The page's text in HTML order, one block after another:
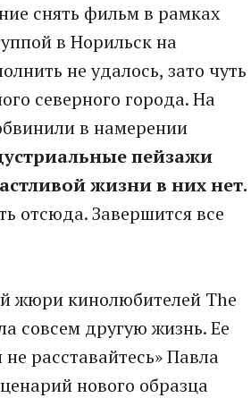
снять фильм в рамках
в Норильск на
не удалось, зато чуть
северного города. На
в намерении
пейзажи
жизни в них нет.
отсюда. Завершится все
жюри кинолюбителей The
совсем другую жизнь. Ее
расставайтесь» Павла
нового образца